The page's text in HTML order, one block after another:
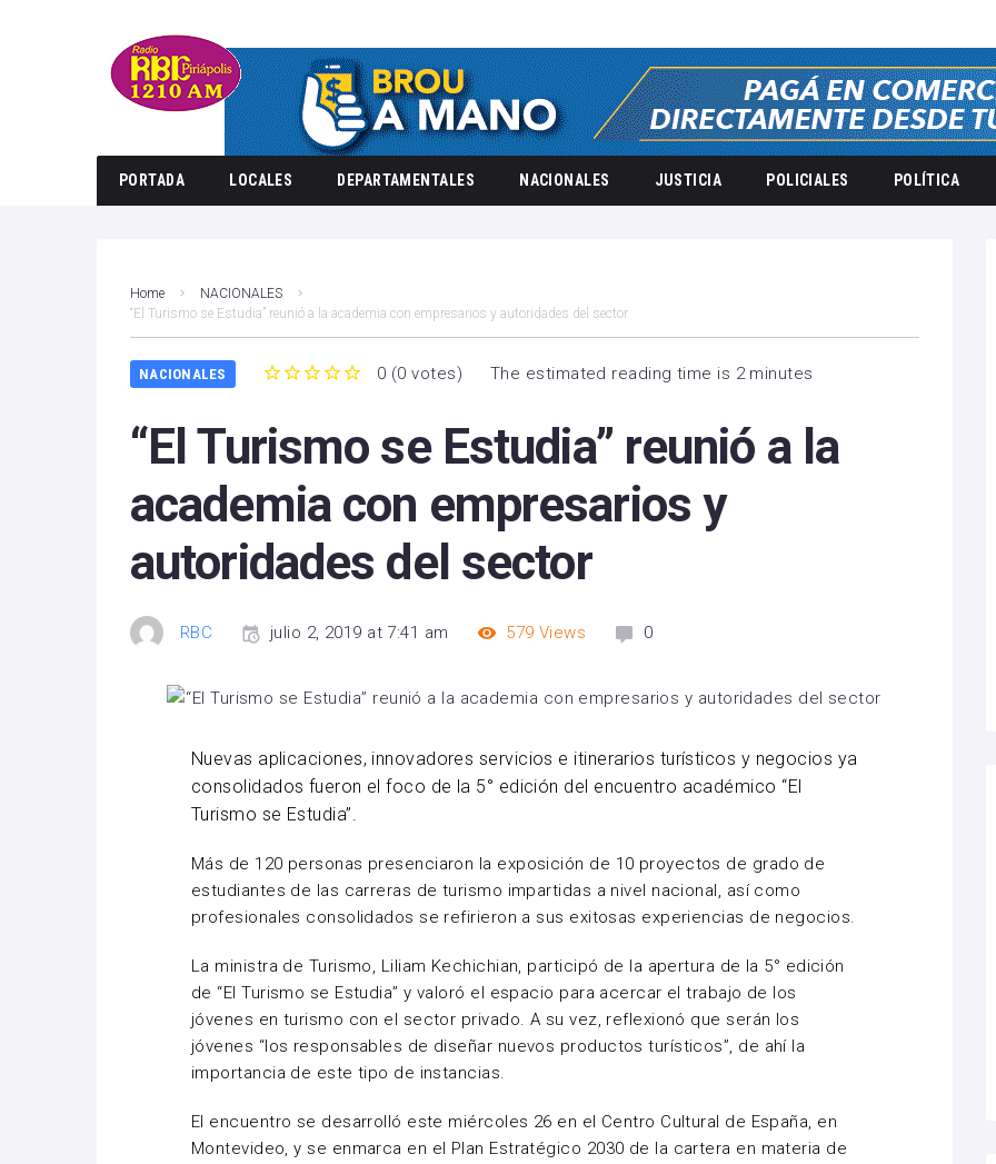
PORTADA LOCALES DEPARTAMENTALES NACIONALES JUSTICIA POLICIALES POLÍTICA
Home
NACIONALES
“El Turismo se Estudia” reunió a la academia con empresarios y autoridades del sector
NACIONALES 0 (0 votes) The estimated reading time is 2 minutes
“El Turismo se Estudia” reunió a la
academia con empresarios y
autoridades del sector
RBC julio 2, 2019 at 7:41 am 579 Views 0
Nuevas aplicaciones, innovadores servicios e itinerarios turísticos y negocios ya
consolidados fueron el foco de la 5° edición del encuentro académico “El
Turismo se Estudia”.
Más de 120 personas presenciaron la exposición de 10 proyectos de grado de
estudiantes de las carreras de turismo impartidas a nivel nacional, así como
profesionales consolidados se refirieron a sus exitosas experiencias de negocios.
La ministra de Turismo, Liliam Kechichian, participó de la apertura de la 5° edición
de “El Turismo se Estudia” y valoró el espacio para acercar el trabajo de los
jóvenes en turismo con el sector privado. A su vez, reflexionó que serán los
jóvenes “los responsables de diseñar nuevos productos turísticos”, de ahí la
importancia de este tipo de instancias.
El encuentro se desarrolló este miércoles 26 en el Centro Cultural de España, en
Montevideo, y se enmarca en el Plan Estratégico 2030 de la cartera en materia de